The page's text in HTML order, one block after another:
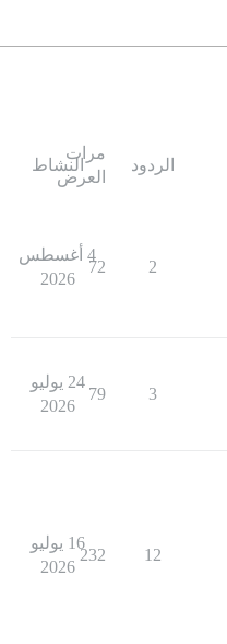
الردود
مرات
العرض
النشاط
2
72
4 أغسطس
2026
3
79
24 يوليو
2026
12
232
16 يوليو
2026